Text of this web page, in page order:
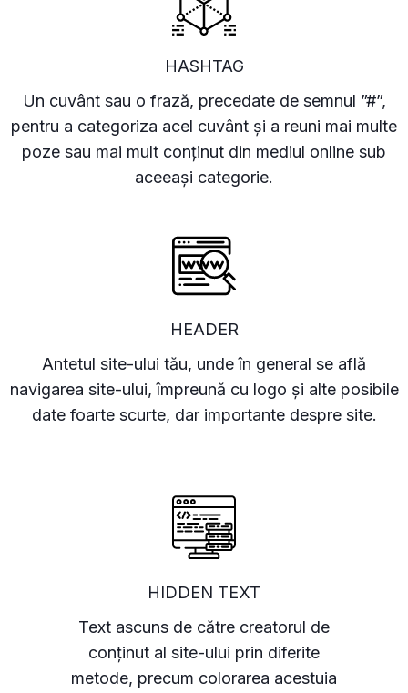
HASHTAG
Un cuvânt sau o frază, precedate de semnul ”#”,
pentru a categoriza acel cuvânt și a reuni mai multe
poze sau mai mult conținut din mediul online sub
aceeași categorie.
HEADER
Antetul site-ului tău, unde în general se află
navigarea site-ului, împreună cu logo și alte posibile
date foarte scurte, dar importante despre site.
HIDDEN TEXT
Text ascuns de către creatorul de
conținut al site-ului prin diferite
metode, precum colorarea acestuia